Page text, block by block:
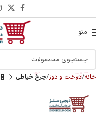
منو
خانه دوخت و دوز چرخ خیاطی